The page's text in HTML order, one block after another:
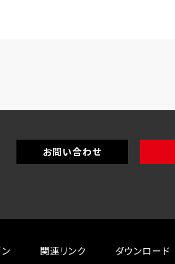
お問い合わせ
関連リンク ダウンロード